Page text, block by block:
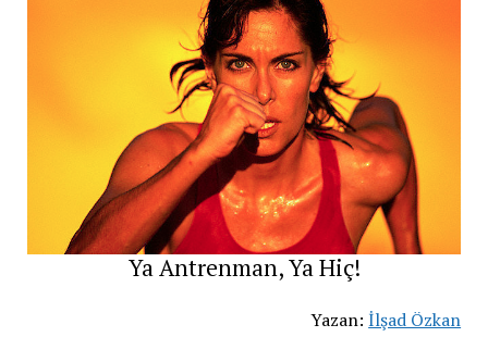
Ya Antrenman, Ya Hiç!
Yazan:İlşad Özkan